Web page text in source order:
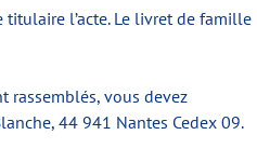
l’acte. Le livret de famille
rassemblés, vous devez
44 941 Nantes Cedex 09.